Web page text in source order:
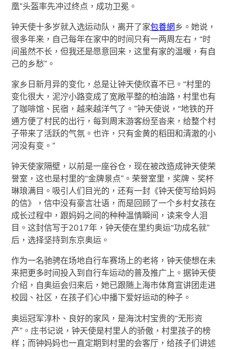
凰”头盔率先冲过终点，成功卫冕。
钟天使十多岁就入选运动队，离开了家包養網乡。她说，
很多年来，自己每年在家中的时间只有一两周左右，“时
间虽然不长，但我还是愿意回来，这里有家的温暖，有自
己的乡愁”。
家乡日新月异的变化，总是让钟天使欣喜不已。“村里的
变化很大，泥泞小路变成了宽敞平整的柏油路，村里也有
了咖啡馆、民宿，越来越洋气了。”钟天使说，“地铁的开
通方便了村民的出行，每到周末游客纷至沓来，给整个村
子带来了活跃的气氛。也许，只有金黄的稻田和清澈的小
河没有变。”
钟天使家隔壁，以前是一座谷仓，现在被改造成钟天使荣
誉室，这也是村里的“金牌景点”。荣誉室里，奖牌、奖杯
琳琅满目。吸引人们目光的，还有一封《钟天使写给妈妈
的信》，信中没有豪言壮语，而是回顾了一个乡村女孩在
成长过程中，跟妈妈之间的种种温情瞬间，读来令人泪
目。这封信写于2017年，钟天使在里约奥运“功成名就”
后，选择坚持到东京奥运。
作为一名驰骋在场地自行车赛场上的老将，钟天使想在未
来把更多时间投入到自行车运动的普及推广上。据钟天使
介绍，自奥运会归来后，她已跟随上海市体育宣讲团走进
校园、社区，在孩子们心中播下爱好运动的种子。
奥运冠军淳朴、良好的家风，是海沈村宝贵的“无形资
产”。庄书记说，钟天使是村里人的骄傲，村里孩子的榜
样；而钟妈妈也一直定期到村里的会客厅，给孩子们讲述